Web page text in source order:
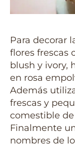
Para decorar
flores frescas
blush y ivory,
en rosa
Además
frescas y
comestible
Finalmente
nombres de